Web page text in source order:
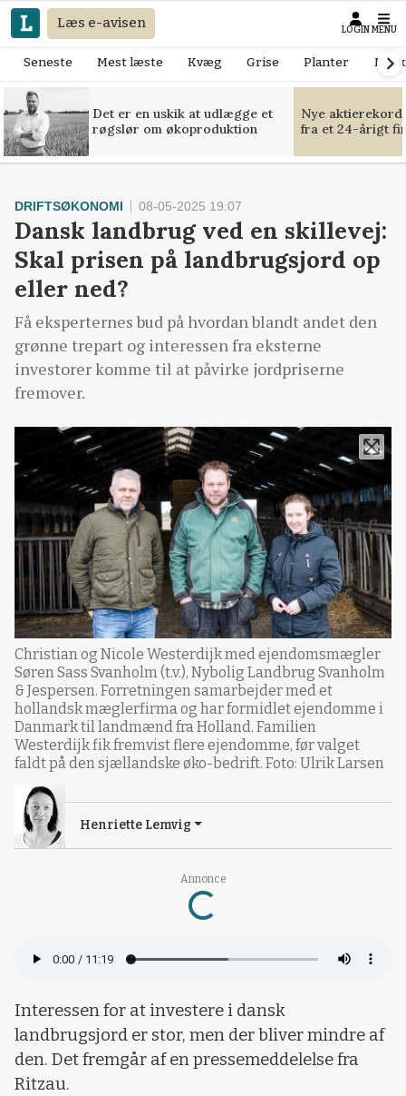
Læs e-avisen LOGIN MENU
Seneste Mest læste Kvæg Grise Planter
Det er en uskik at udlægge et
røgslør om økoproduktion
Nye
fra et 24-årigt
Annonce
Loading...
DRIFTSØKONOMI 08-05-2025 19:07
Dansk landbrug ved en skillevej:
Skal prisen på landbrugsjord op
eller ned?
Få eksperternes bud på hvordan blandt andet den
grønne trepart og interessen fra eksterne
investorer komme til at påvirke jordpriserne
fremover.
Christian og Nicole Westerdijk med ejendomsmægler
Søren Sass Svanholm (t.v.), Nybolig Landbrug Svanholm
& Jespersen. Forretningen samarbejder med et
hollandsk mæglerfirma og har formidlet ejendomme i
Danmark til landmænd fra Holland. Familien
Westerdijk fik fremvist flere ejendomme, før valget
faldt på den sjællandske øko-bedrift. Foto: Ulrik Larsen
Henriette Lemvig
Interessen for at investere i dansk
landbrugsjord er stor, men der bliver mindre af
den. Det fremgår af en pressemeddelelse fra
Ritzau.